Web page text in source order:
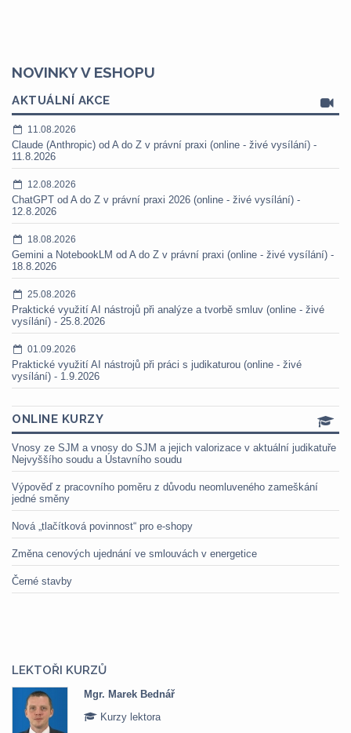
NOVINKY V ESHOPU
AKTUÁLNÍ AKCE
11.08.2026
Claude (Anthropic) od A do Z v právní praxi (online - živé vysílání) -
11.8.2026
12.08.2026
ChatGPT od A do Z v právní praxi 2026 (online - živé vysílání) -
12.8.2026
18.08.2026
Gemini a NotebookLM od A do Z v právní praxi (online - živé vysílání) -
18.8.2026
25.08.2026
Praktické využití AI nástrojů při analýze a tvorbě smluv (online - živé
vysílání) - 25.8.2026
01.09.2026
Praktické využití AI nástrojů při práci s judikaturou (online - živé
vysílání) - 1.9.2026
ONLINE KURZY
Vnosy ze SJM a vnosy do SJM a jejich valorizace v aktuální judikatuře
Nejvyššího soudu a Ústavního soudu
Výpověď z pracovního poměru z důvodu neomluveného zameškání
jedné směny
Nová „tlačítková povinnost“ pro e-shopy
Změna cenových ujednání ve smlouvách v energetice
Černé stavby
LEKTOŘI KURZŮ
Mgr. Marek Bednář
Kurzy lektora